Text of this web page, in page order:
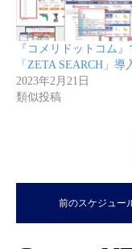
『コメリドットコム』
「ZETA SEARCH」導
2023年2月21日
類似投稿
前のスケジュー